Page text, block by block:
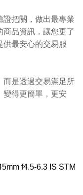
把關，做出最專業
品資訊，讓您更了
最安心的交易服
而是透過交易滿足所
得更簡單，更安
f4.5-6.3 IS STM